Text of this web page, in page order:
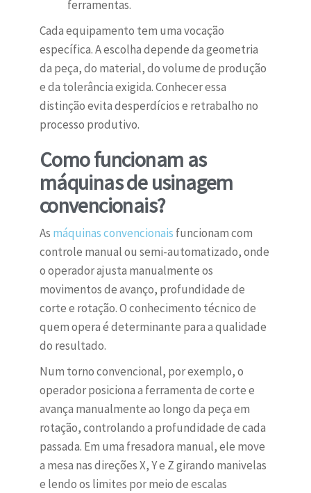
ferramentas.
Cada equipamento tem uma vocação
específica. A escolha depende da geometria
da peça, do material, do volume de produção
e da tolerância exigida. Conhecer essa
distinção evita desperdícios e retrabalho no
processo produtivo.
Como funcionam as
máquinas de usinagem
convencionais?
As máquinas convencionais funcionam com
controle manual ou semi-automatizado, onde
o operador ajusta manualmente os
movimentos de avanço, profundidade de
corte e rotação. O conhecimento técnico de
quem opera é determinante para a qualidade
do resultado.
Num torno convencional, por exemplo, o
operador posiciona a ferramenta de corte e
avança manualmente ao longo da peça em
rotação, controlando a profundidade de cada
passada. Em uma fresadora manual, ele move
a mesa nas direções X, Y e Z girando manivelas
e lendo os limites por meio de escalas